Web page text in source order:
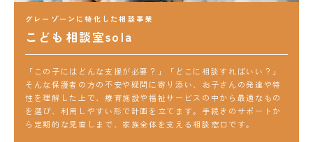
グレーゾーンに特化した相談事業
こども相談室sola
「この子にはどんな支援が必要？」「どこに相談すればいい？」
そんな保護者の方の不安や疑問に寄り添い、お子さんの発達や特
性を理解した上で、療育施設や福祉サービスの中から最適なもの
を選び、利用しやすい形で計画を立てます。手続きのサポートか
ら定期的な見直しまで、家族全体を支える相談窓口です。